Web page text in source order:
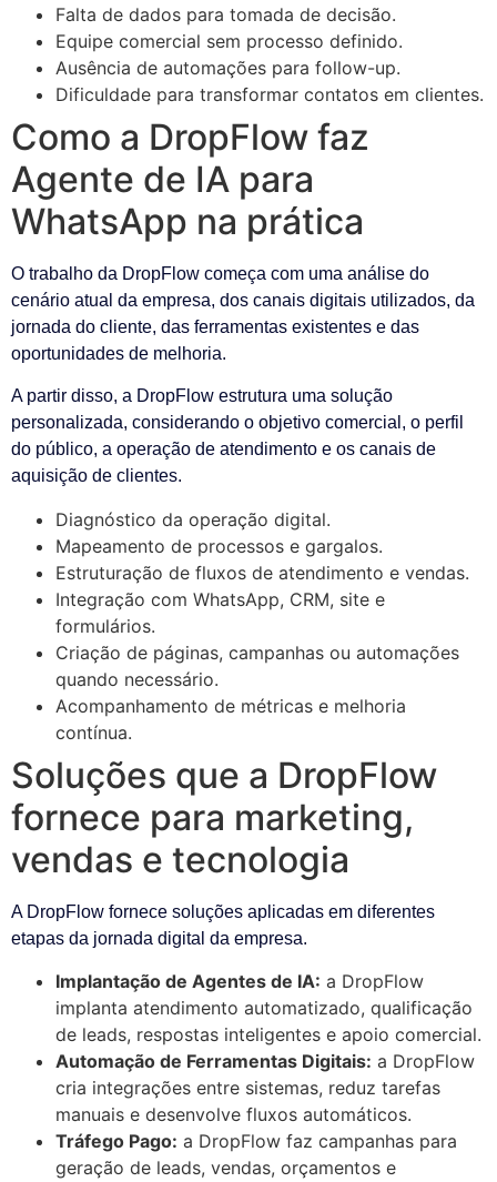
Falta de dados para tomada de decisão.
Equipe comercial sem processo definido.
Ausência de automações para follow-up.
Dificuldade para transformar contatos em clientes.
Como a DropFlow faz
Agente de IA para
WhatsApp na prática
O trabalho da DropFlow começa com uma análise do
cenário atual da empresa, dos canais digitais utilizados, da
jornada do cliente, das ferramentas existentes e das
oportunidades de melhoria.
A partir disso, a DropFlow estrutura uma solução
personalizada, considerando o objetivo comercial, o perfil
do público, a operação de atendimento e os canais de
aquisição de clientes.
Diagnóstico da operação digital.
Mapeamento de processos e gargalos.
Estruturação de fluxos de atendimento e vendas.
Integração com WhatsApp, CRM, site e
formulários.
Criação de páginas, campanhas ou automações
quando necessário.
Acompanhamento de métricas e melhoria
contínua.
Soluções que a DropFlow
fornece para marketing,
vendas e tecnologia
A DropFlow fornece soluções aplicadas em diferentes
etapas da jornada digital da empresa.
Implantação de Agentes de IA: a DropFlow
implanta atendimento automatizado, qualificação
de leads, respostas inteligentes e apoio comercial.
Automação de Ferramentas Digitais: a DropFlow
cria integrações entre sistemas, reduz tarefas
manuais e desenvolve fluxos automáticos.
Tráfego Pago: a DropFlow faz campanhas para
geração de leads, vendas, orçamentos e